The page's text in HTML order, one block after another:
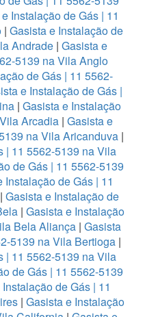
Instalação de Gás | 11
| Gasista e Instalação de
Andrade | Gasista e
5139 na Vila Anglo
de Gás | 11 5562-
e Instalação de Gás |
| Gasista e Instalação
Arcadia | Gasista e
na Vila Aricanduva |
| 11 5562-5139 na Vila
de Gás | 11 5562-5139
Instalação de Gás | 11
Gasista e Instalação de
| Gasista e Instalação
Bela Aliança| Gasista
5139 na Vila Bertioga |
| 11 5562-5139 na Vila
de Gás | 11 5562-5139
de Gás | 11
| Gasista e Instalação